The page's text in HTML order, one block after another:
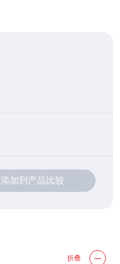
添加到产品比较
折叠